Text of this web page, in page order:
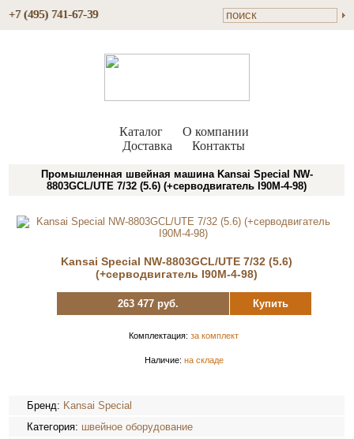
+7 (495) 741-67-39
Каталог
О компании
Доставка
Контакты
Промышленная швейная машина Kansai Special NW-
8803GCL/UTE 7/32 (5.6) (+серводвигатель I90M-4-98)
Kansai Special NW-8803GCL/UTE 7/32 (5.6)
(+серводвигатель I90M-4-98)
263 477 руб. Купить
Комплектация:за комплект
Наличие: на складе
Бренд: Kansai Special
Категория: швейное оборудование